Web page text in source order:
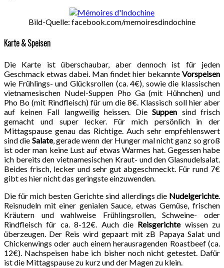
Bild-Quelle: facebook.com/memoiresdindochine
Karte & Speisen
Die Karte ist überschaubar, aber dennoch ist für jeden
Geschmack etwas dabei. Man findet hier bekannte Vorspeisen
wie Frühlings- und Glücksrollen (ca. 4€), sowie die klassischen
vietnamesischen Nudel-Suppen Pho Ga (mit Hühnchen) und
Pho Bo (mit Rindfleisch) für um die 8€. Klassisch soll hier aber
auf keinen Fall langweilig heissen. Die Suppen sind frisch
gemacht und super lecker. Für mich persönlich in der
Mittagspause genau das Richtige. Auch sehr empfehlenswert
sind die Salate, gerade wenn der Hunger mal nicht ganz so groß
ist oder man keine Lust auf etwas Warmes hat. Gegessen habe
ich bereits den vietnamesischen Kraut- und den Glasnudelsalat.
Beides frisch, lecker und sehr gut abgeschmeckt. Für rund 7€
gibt es hier nicht das geringste einzuwenden.
Die für mich besten Gerichte sind allerdings die Nudelgerichte.
Reisnudeln mit einer genialen Sauce, etwas Gemüse, frischen
Kräutern und wahlweise Frühlingsrollen, Schweine- oder
Rindfleisch für ca. 8-12€. Auch die Reisgerichtewissen zu
überzeugen. Der Reis wird gepaart mit zB Papaya Salat und
Chickenwings oder auch einem herausragenden Roastbeef (ca.
12€). Nachspeisen habe ich bisher noch nicht getestet. Dafür
ist die Mittagspause zu kurz und der Magen zu klein.